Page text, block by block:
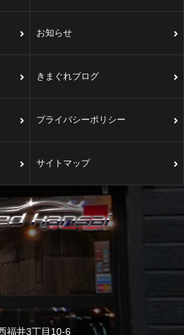
お知らせ
きまぐれブログ
プライバシーポリシー
サイトマップ
福井3丁目10-6